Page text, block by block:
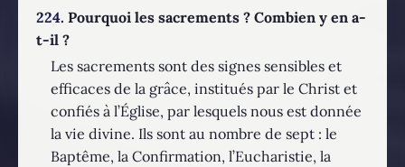
224. Pourquoi les sacrements ? Combien y en a-
t-il ?
Les sacrements sont des signes sensibles et
efficaces de la grâce, institués par le Christ et
confiés à l’Église, par lesquels nous est donnée
la vie divine. Ils sont au nombre de sept : le
Baptême, la Confirmation, l’Eucharistie, la